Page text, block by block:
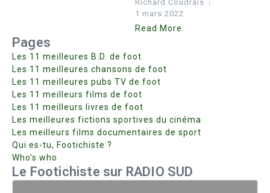
Richard Coudrais
1 mars 2022
Read More
Pages
Les 11 meilleures B.D. de foot
Les 11 meilleures chansons de foot
Les 11 meilleures pubs TV de foot
Les 11 meilleurs films de foot
Les 11 meilleurs livres de foot
Les meilleures fictions sportives du cinéma
Les meilleurs films documentaires de sport
Qui es-tu, Footichiste ?
Who’s who
Le Footichiste sur RADIO SUD